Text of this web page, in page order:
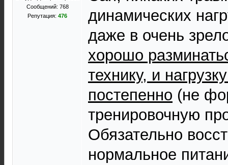
Сообщений: 768
Репутация: 476
динамических
даже в очень
хорошо
технику, и
постепенно (не
тренировочную
Обязательно
нормальное